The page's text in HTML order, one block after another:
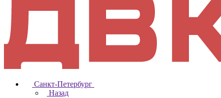
Санкт-Петербург
Назад